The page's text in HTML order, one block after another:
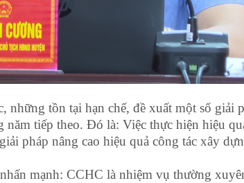
tồn tại hạn chế, đề xuất một số giải
tiếp theo. Đó là: Việc thực hiện hiệu
pháp nâng cao hiệu quả công tác xây
mạnh: CCHC là nhiệm vụ thường